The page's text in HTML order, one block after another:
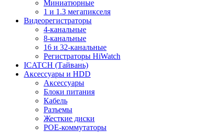
Миниатюрные
1 и 1.3 мегапикселя
Видеорегистраторы
4-канальные
8-канальные
16 и 32-канальные
Регистраторы HiWatch
ICATCH (Тайвань)
Аксессуары и HDD
Аксессуары
Блоки питания
Кабель
Разъемы
Жесткие диски
POE-коммутаторы